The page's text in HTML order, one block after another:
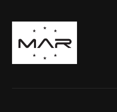
Boutique Mags à Rabais